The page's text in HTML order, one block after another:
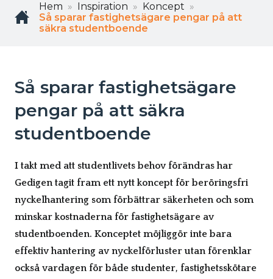
Hem Inspiration
Koncept
Så sparar fastighetsägare pengar på att
säkra studentboende
Så sparar fastighetsägare
pengar på att säkra
studentboende
I takt med att studentlivets behov förändras har
Gedigen tagit fram ett nytt koncept för beröringsfri
nyckelhantering som förbättrar säkerheten och som
minskar kostnaderna för fastighetsägare av
studentboenden. Konceptet möjliggör inte bara
effektiv hantering av nyckelförluster utan förenklar
också vardagen för både studenter, fastighetsskötare